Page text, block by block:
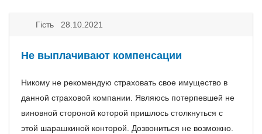
Гість 28.10.2021
Не выплачивают компенсации
Никому не рекомендую страховать свое имущество в
данной страховой компании. Являюсь потерпевшей не
виновной стороной которой пришлось столкнуться с
этой шарашкиной конторой. Дозвониться не возможно.